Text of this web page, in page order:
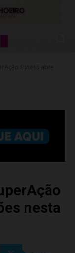
nesta